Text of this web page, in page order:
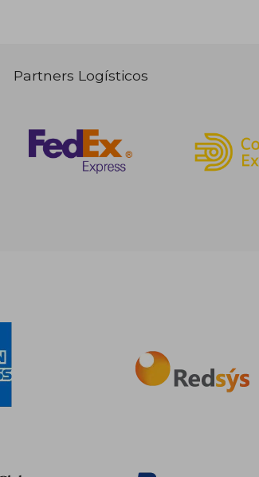
Partners Logísticos